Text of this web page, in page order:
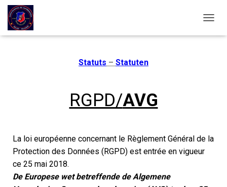
Statuts – Statuten
RGPD/AVG
La loi européenne concernant le Règlement Général de la
Protection des Données (RGPD) est entrée en vigueur
ce 25 mai 2018.
De Europese wet betreffende de Algemene